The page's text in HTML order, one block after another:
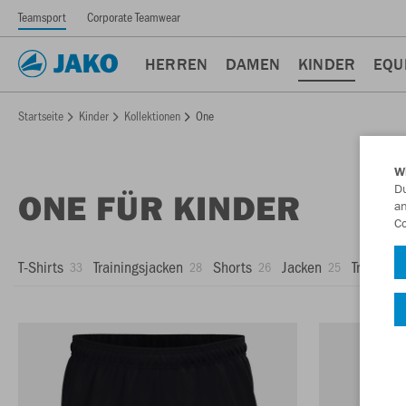
Teamsport Corporate Teamwear
HERREN DAMEN KINDER
Startseite Kinder Kollektionen One
ONE FÜR KINDER
T-Shirts 33 Trainingsjacken 28 Shorts 26 Jacken 25